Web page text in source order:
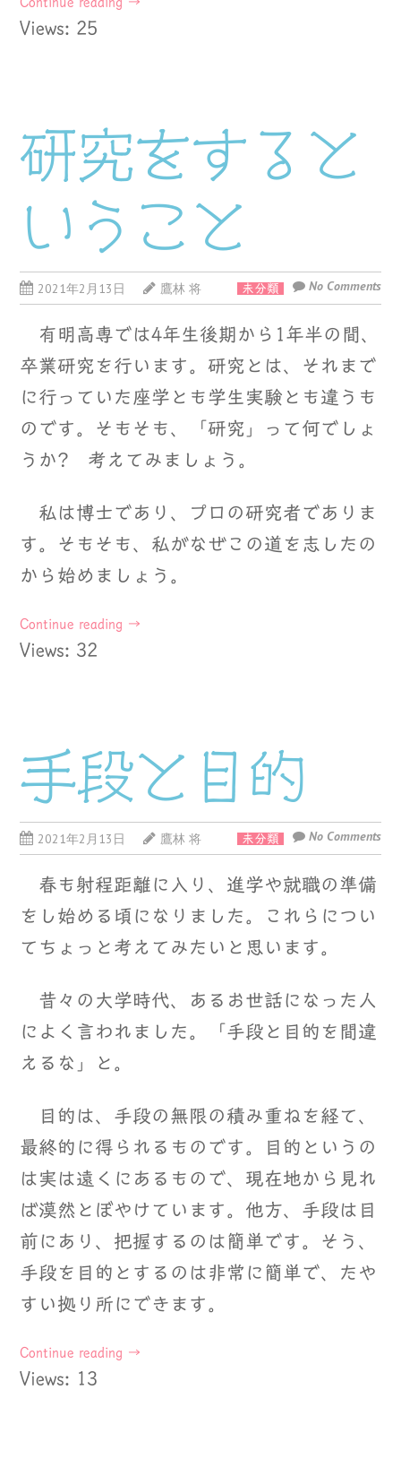
Views: 25
研究をすると
いうこと
2021年2月13日 鷹林 将 未分類 No Comments
有明高専では4年生後期から1年半の間、
卒業研究を行います。研究とは、それまで
に行っていた座学とも学生実験とも違うも
のです。そもそも、「研究」って何でしょ
うか? 考えてみましょう。
私は博士であり、プロの研究者でありま
す。そもそも、私がなぜこの道を志したの
から始めましょう。
Continue reading →
Views: 32
手段と目的
2021年2月13日 鷹林 将 未分類 No Comments
春も射程距離に入り、進学や就職の準備
をし始める頃になりました。これらについ
てちょっと考えてみたいと思います。
昔々の大学時代、あるお世話になった人
によく言われました。「手段と目的を間違
えるな」と。
目的は、手段の無限の積み重ねを経て、
最終的に得られるものです。目的というの
は実は遠くにあるもので、現在地から見れ
ば漠然とぼやけています。他方、手段は目
前にあり、把握するのは簡単です。そう、
手段を目的とするのは非常に簡単で、たや
すい拠り所にできます。
Continue reading →
Views: 13